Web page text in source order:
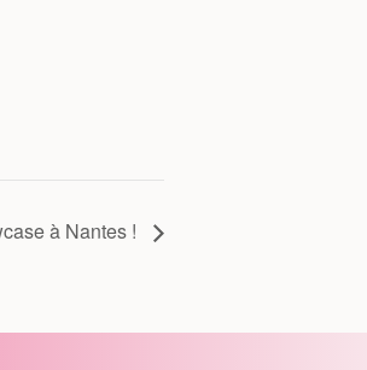
à Nantes !